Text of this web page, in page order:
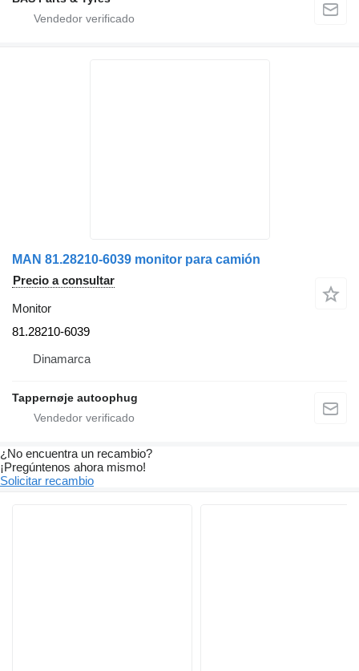
MAN 81.28210-6039 monitor para camión
Precio a consultar
Monitor
81.28210-6039
Dinamarca
Tappernøje autoophug
¿No encuentra un recambio?
¡Pregúntenos ahora mismo!
Solicitar recambio